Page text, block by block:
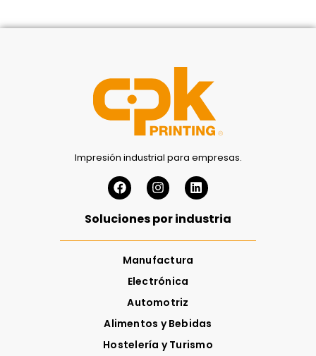
Impresión industrial para empresas.
Soluciones por industria
Manufactura
Electrónica
Automotriz
Alimentos y Bebidas
Hostelería y Turismo